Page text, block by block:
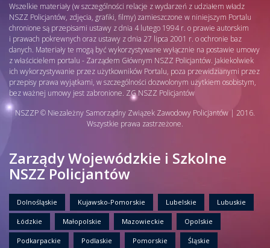
Wszelkie materiały (w szczególności relacje z wydarzeń z udziałem władz
NSZZ Policjantów, zdjęcia, grafiki, filmy) zamieszczone w niniejszym Portalu
chronione są przepisami ustawy z dnia 4 lutego 1994 r. o prawie autorskim
i prawach pokrewnych oraz ustawy z dnia 27 lipca 2001 r. o ochronie baz
danych. Materiały te mogą być wykorzystywane wyłącznie na postawie umowy
z właścicielem portalu - Zarządem Głównym NSZZ Policjantów. Jakiekolwiek
ich wykorzystywanie przez użytkowników Portalu, poza przewidzianymi przez
przepisy prawa wyjątkami, w szczególności dozwolonym użytkiem osobistym,
bez ważnej umowy jest zabronione. ZG NSZZ Policjantów
NSZZP © Niezależny Samorządny Związek Zawodowy Policjantów | 2016.
Wszystkie prawa zastrzeżone.
Zarządy Wojewódzkie i Szkolne
NSZZ Policjantów
Dolnośląskie Kujawsko-Pomorskie Lubelskie Lubuskie
Łódzkie Małopolskie Mazowieckie Opolskie
Podkarpackie Podlaskie Pomorskie Śląskie